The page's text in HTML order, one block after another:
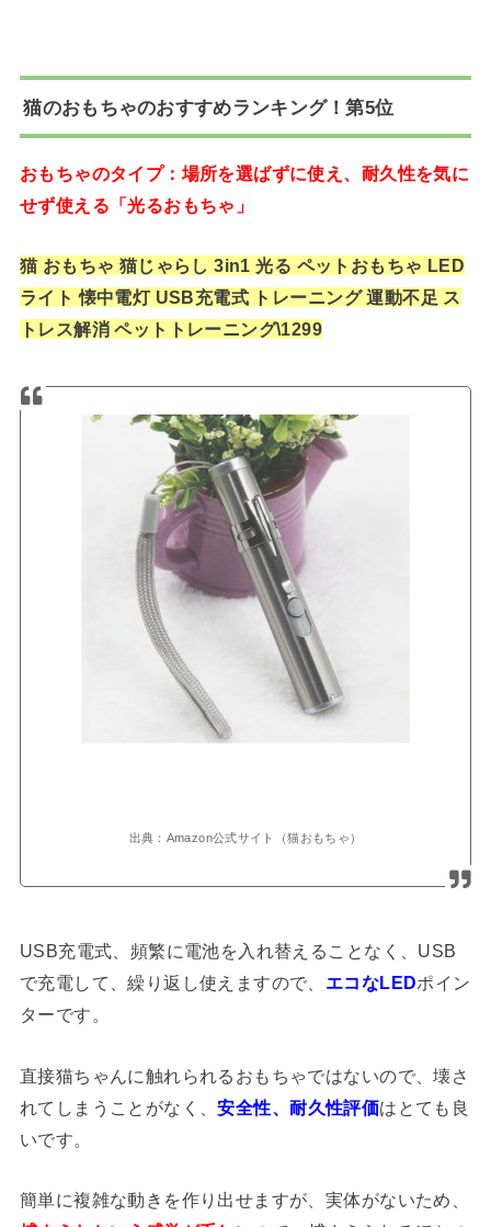
猫のおもちゃのおすすめランキング！第5位
おもちゃのタイプ：場所を選ばずに使え、耐久性を気に
せず使える「光るおもちゃ」
猫 おもちゃ 猫じゃらし 3in1 光る ペットおもちゃ LED
ライト 懐中電灯 USB充電式 トレーニング 運動不足 ス
トレス解消 ペットトレーニング\1299
出典：Amazon公式サイト（猫おもちゃ）
USB充電式、頻繁に電池を入れ替えることなく、USB
で充電して、繰り返し使えますので、 エコなLEDポイン
ターです。
直接猫ちゃんに触れられるおもちゃではないので、壊さ
れてしまうことがなく、安全性、耐久性評価はとても良
いです。
簡単に複雑な動きを作り出せますが、実体がないため、